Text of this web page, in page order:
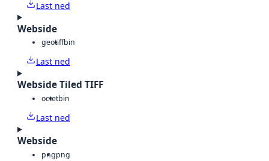
Last ned
Webside
geotiffbin
Last ned
Webside Tiled TIFF
octetbin
Last ned
Webside
pngpng